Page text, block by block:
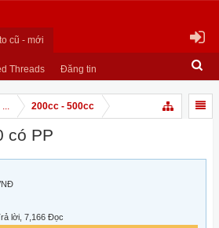
cũ - mới
Threads Đăng tin
... 200cc - 500cc
có PP
lời, 7,166 Đọc